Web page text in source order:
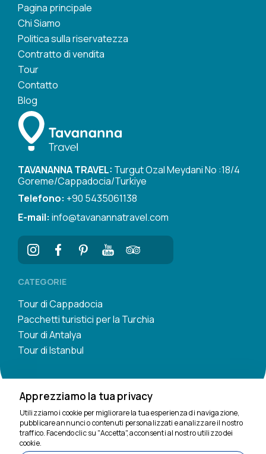
Pagina principale
Chi Siamo
Politica sulla riservatezza
Contratto di vendita
Tour
Contatto
Blog
TAVANANNA TRAVEL: Turgut Ozal Meydani No :18/4
Goreme/Cappadocia/Turkiye
Telefono: +90 5435061138
E-mail: info@tavanannatravel.com
CATEGORIE
Tour di Cappadocia
Pacchetti turistici per la Turchia
Tour di Antalya
Tour di Istanbul
Apprezziamo la tua privacy
Utilizziamo i cookie per migliorare la tua esperienza di navigazione,
pubblicare annunci o contenuti personalizzati e analizzare il nostro
traffico. Facendo clic su "Accetta", acconsenti al nostro utilizzo dei
cookie.
Siamo qui per aiutarti